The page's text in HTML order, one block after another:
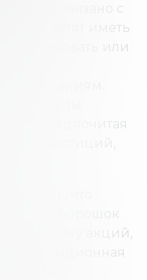
Это связано с
хотят иметь
или
компаниям.
предпочитая
инвестиций,
понять, что
сухой порошок
на покупку акций,
инвестиционная